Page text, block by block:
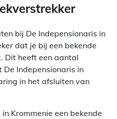
bij De Indepensionaris in
dat je bij een bekende
Dit heeft een aantal
De Indepensionaris in
in het afsluiten van
Krommenie een bekende